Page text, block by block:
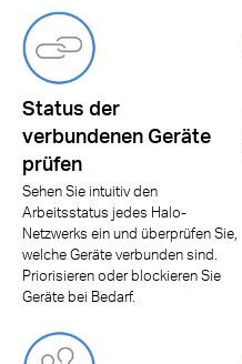
Status der
verbundenen Geräte
prüfen
Sehen Sie intuitiv den
Arbeitsstatus jedes Halo-
Netzwerks ein und überprüfen Sie,
welche Geräte verbunden sind.
Priorisieren oder blockieren Sie
Geräte bei Bedarf.